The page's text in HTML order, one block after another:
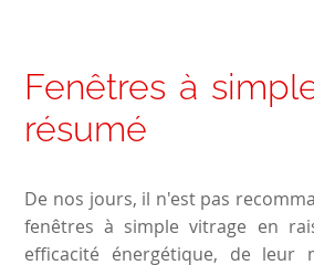
Fenêtres à
résumé
De nos jours, il n'est pas
fenêtres à simple vitrage en
efficacité énergétique, de leur